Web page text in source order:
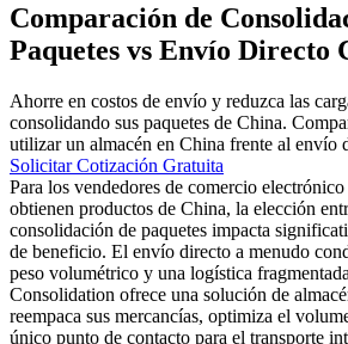
Comparación de
Paquetes vs Envío Directo
Ahorre en costos de envío y reduzca las
consolidando sus paquetes de China.
utilizar un almacén en China frente al envío
Solicitar Cotización Gratuita
Para los vendedores de comercio electrónico
obtienen productos de China, la elección
consolidación de paquetes impacta
de beneficio. El envío directo a menudo
peso volumétrico y una logística
Consolidation ofrece una solución de
reempaca sus mercancías, optimiza el
único punto de contacto para el transporte